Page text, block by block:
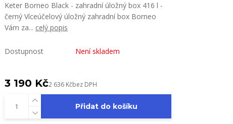
Keter Borneo Black - zahradní úložný box 416 l -
černý Víceúčelový úložný zahradní box Borneo
Vám za... celý popis
Dostupnost Není skladem
3 190 Kč2 636 Kčbez DPH
Přidat do košíku